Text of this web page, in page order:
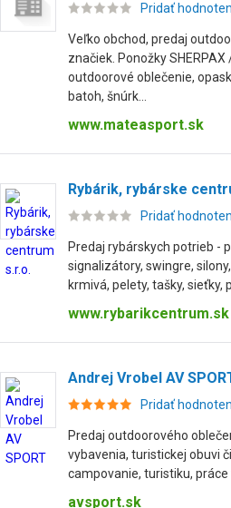
Pridať
Veľko obchod, predaj
značiek. Ponožky SHERPAX
outdoorové oblečenie,
batoh, šnúrk...
www.mateasport.sk
Rybárik, rybárske
Pridať
Predaj rybárskych potrieb -
signalizátory, swingre,
krmivá, pelety, tašky, sieťky,
www.rybarikcentrum.sk
Andrej Vrobel AV
Pridať
Predaj outdoorového
vybavenia, turistickej obuvi
campovanie, turistiku, práce
avsport.sk